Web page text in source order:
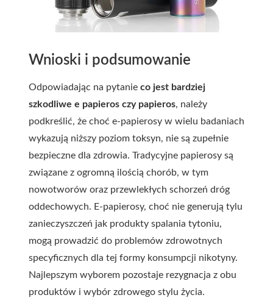
Wnioski i podsumowanie
Odpowiadając na pytanie co jest bardziej
szkodliwe e papieros czy papieros, należy
podkreślić, że choć e-papierosy w wielu badaniach
wykazują niższy poziom toksyn, nie są zupełnie
bezpieczne dla zdrowia. Tradycyjne papierosy są
związane z ogromną ilością chorób, w tym
nowotworów oraz przewlekłych schorzeń dróg
oddechowych. E-papierosy, choć nie generują tylu
zanieczyszczeń jak produkty spalania tytoniu,
mogą prowadzić do problemów zdrowotnych
specyficznych dla tej formy konsumpcji nikotyny.
Najlepszym wyborem pozostaje rezygnacja z obu
produktów i wybór zdrowego stylu życia.